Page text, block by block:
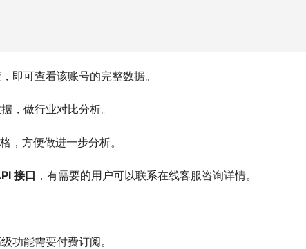
即可查看该账号的完整数据。
，做行业对比分析。
，方便做进一步分析。
接口 ，有需要的用户可以联系在线客服咨询详情。
功能需要付费订阅。